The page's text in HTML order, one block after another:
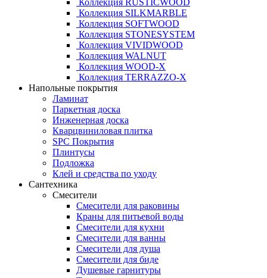
Коллекция RUSTICWOOD
Коллекция SILKMARBLE
Коллекция SOFTWOOD
Коллекция STONESYSTEM
Коллекция VIVIDWOOD
Коллекция WALNUT
Коллекция WOOD-X
Коллекция ТЕRRАZZO-X
Напольные покрытия
Ламинат
Паркетная доска
Инженерная доска
Кварцвиниловая плитка
SPC Покрытия
Плинтусы
Подложка
Клей и средства по уходу
Сантехника
Смесители
Смесители для раковины
Краны для питьевой воды
Смесители для кухни
Смесители для ванны
Смесители для душа
Смесители для биде
Душевые гарнитуры